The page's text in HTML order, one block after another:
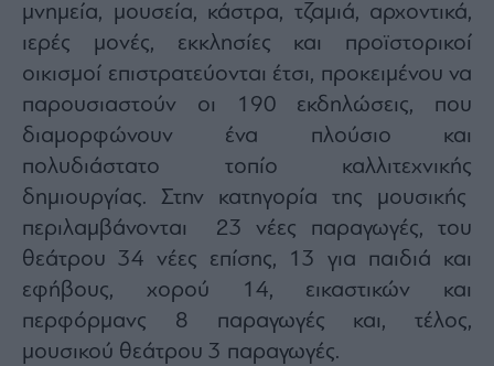
μνημεία, μουσεία, κάστρα, τζαμιά, αρχοντικά,
ιερές μονές, εκκλησίες και προϊστορικοί
οικισμοί επιστρατεύονται έτσι, προκειμένου να
παρουσιαστούν οι 190 εκδηλώσεις, που
διαμορφώνουν ένα πλούσιο και
πολυδιάστατο τοπίο καλλιτεχνικής
δημιουργίας. Στην κατηγορία της μουσικής
περιλαμβάνονται 23 νέες παραγωγές, του
θεάτρου 34 νέες επίσης, 13 για παιδιά και
εφήβους, χορού 14, εικαστικών και
περφόρμανς 8 παραγωγές και, τέλος,
μουσικού θεάτρου 3 παραγωγές.